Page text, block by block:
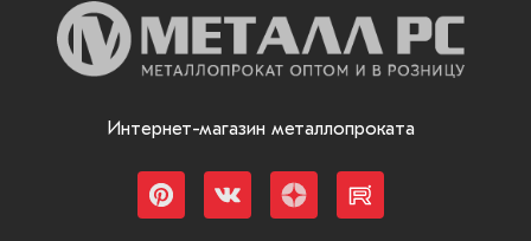
Интернет-магазин металлопроката